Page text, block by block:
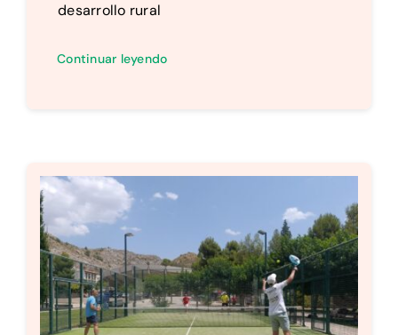
desarrollo rural
Continuar leyendo